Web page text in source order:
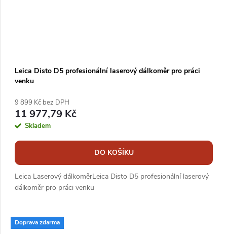
Leica Disto D5 profesionální laserový dálkoměr pro práci
venku
9 899 Kč bez DPH
11 977,79 Kč
Skladem
DO KOŠÍKU
Leica Laserový dálkoměrLeica Disto D5 profesionální laserový
dálkoměr pro práci venku
Doprava zdarma